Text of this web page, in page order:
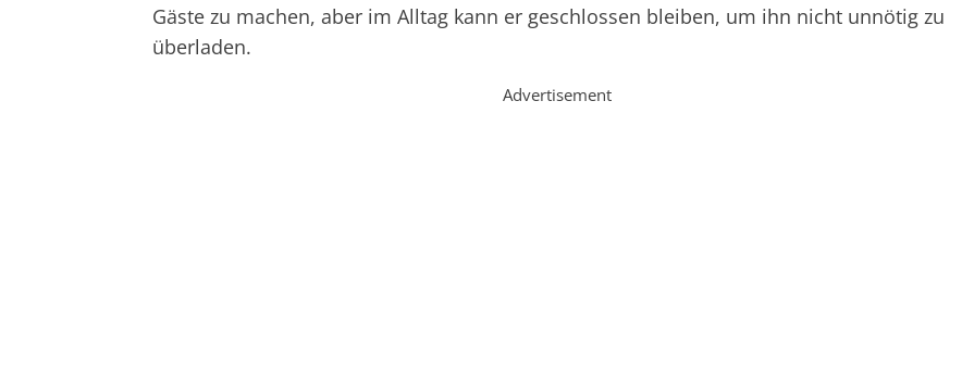
Gäste zu machen, aber im Alltag kann er geschlossen bleiben, um ihn nicht unnötig zu
überladen.
Advertisement